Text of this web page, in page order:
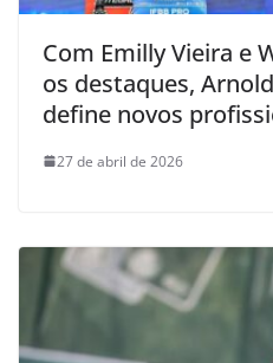
Com Emilly Vieira e
os destaques,
define novos
27 de abril de 2026